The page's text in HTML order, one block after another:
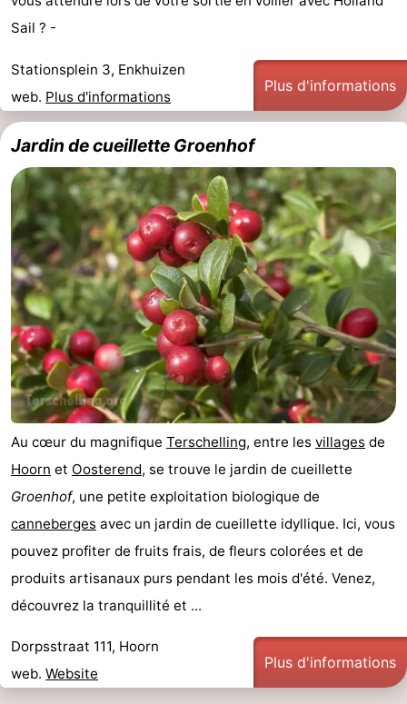
Sail ? -
Stationsplein 3, Enkhuizen
web. Plus d'informations
Plus d'informations
Jardin de cueillette Groenhof
Au cœur du magnifique Terschelling, entre les villages de
Hoorn et Oosterend, se trouve le jardin de cueillette
Groenhof, une petite exploitation biologique de
canneberges avec un jardin de cueillette idyllique. Ici, vous
pouvez profiter de fruits frais, de fleurs colorées et de
produits artisanaux purs pendant les mois d'été. Venez,
découvrez la tranquillité et ...
Dorpsstraat 111, Hoorn
web. Website
Plus d'informations